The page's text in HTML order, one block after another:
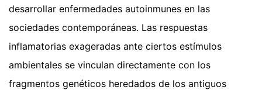
desarrollar enfermedades autoinmunes en las
sociedades contemporáneas. Las respuestas
inflamatorias exageradas ante ciertos estímulos
ambientales se vinculan directamente con los
fragmentos genéticos heredados de los antiguos